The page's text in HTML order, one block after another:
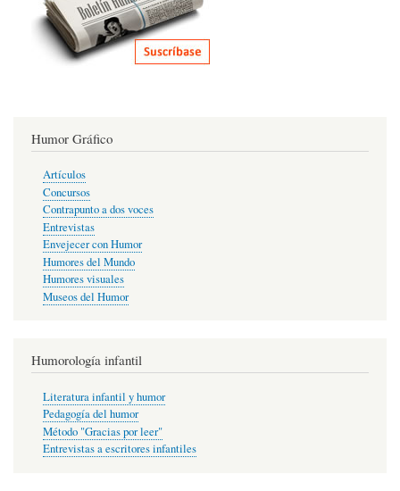
Humor Gráfico
Artículos
Concursos
Contrapunto a dos voces
Entrevistas
Envejecer con Humor
Humores del Mundo
Humores visuales
Museos del Humor
Humorología infantil
Literatura infantil y humor
Pedagogía del humor
Método "Gracias por leer"
Entrevistas a escritores infantiles